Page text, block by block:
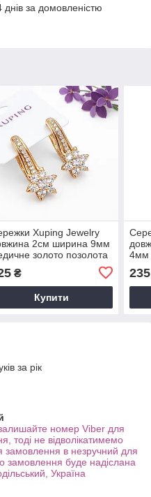
за домовленістю
Xuping Jewelry
2см ширина 9мм
золото позолота
₴
Купити
4мм
235
за рік
номер Viber для
тоді не відволікатимемо
замовлення в незручний для
замовлення буде надіслана
Україна